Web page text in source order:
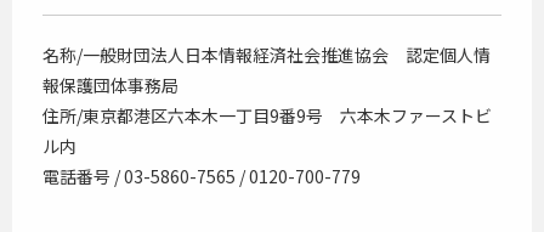
名称/一般財団法人日本情報経済社会推進協会 認定個人情
報保護団体事務局
住所/東京都港区六本木一丁目9番9号 六本木ファーストビ
ル内
電話番号 / 03-5860-7565 / 0120-700-779